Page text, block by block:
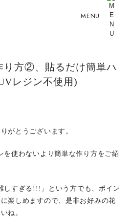
MENU
り方②、貼るだけ簡単ハ
レジン不使用)
がとうございます。
を使わないより簡単な作り方をご紹
しすぎる!!!」という方でも、ポイン
楽しめますので、是非お好みの花
ね。